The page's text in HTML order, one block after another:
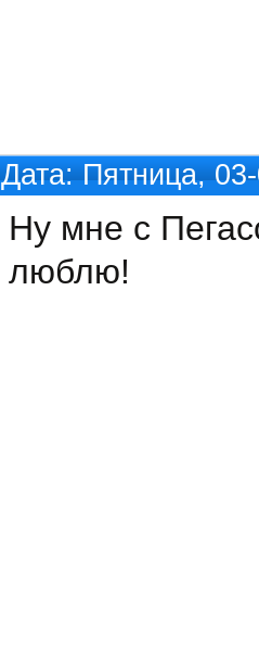
Дата: Пятница,
Ну мне с
люблю!